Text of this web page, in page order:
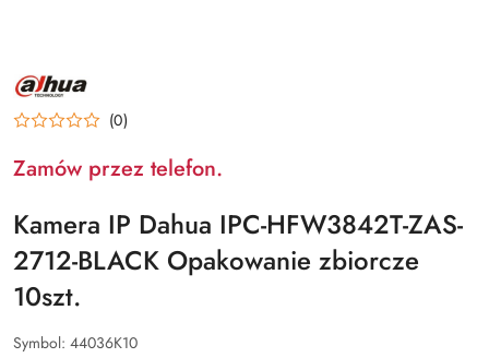
NAZWA
PRODUCENTA:
DAHUA
(0)
Zamów przez telefon.
Kamera IP Dahua IPC-HFW3842T-ZAS-
2712-BLACK Opakowanie zbiorcze
10szt.
Symbol: 44036K10